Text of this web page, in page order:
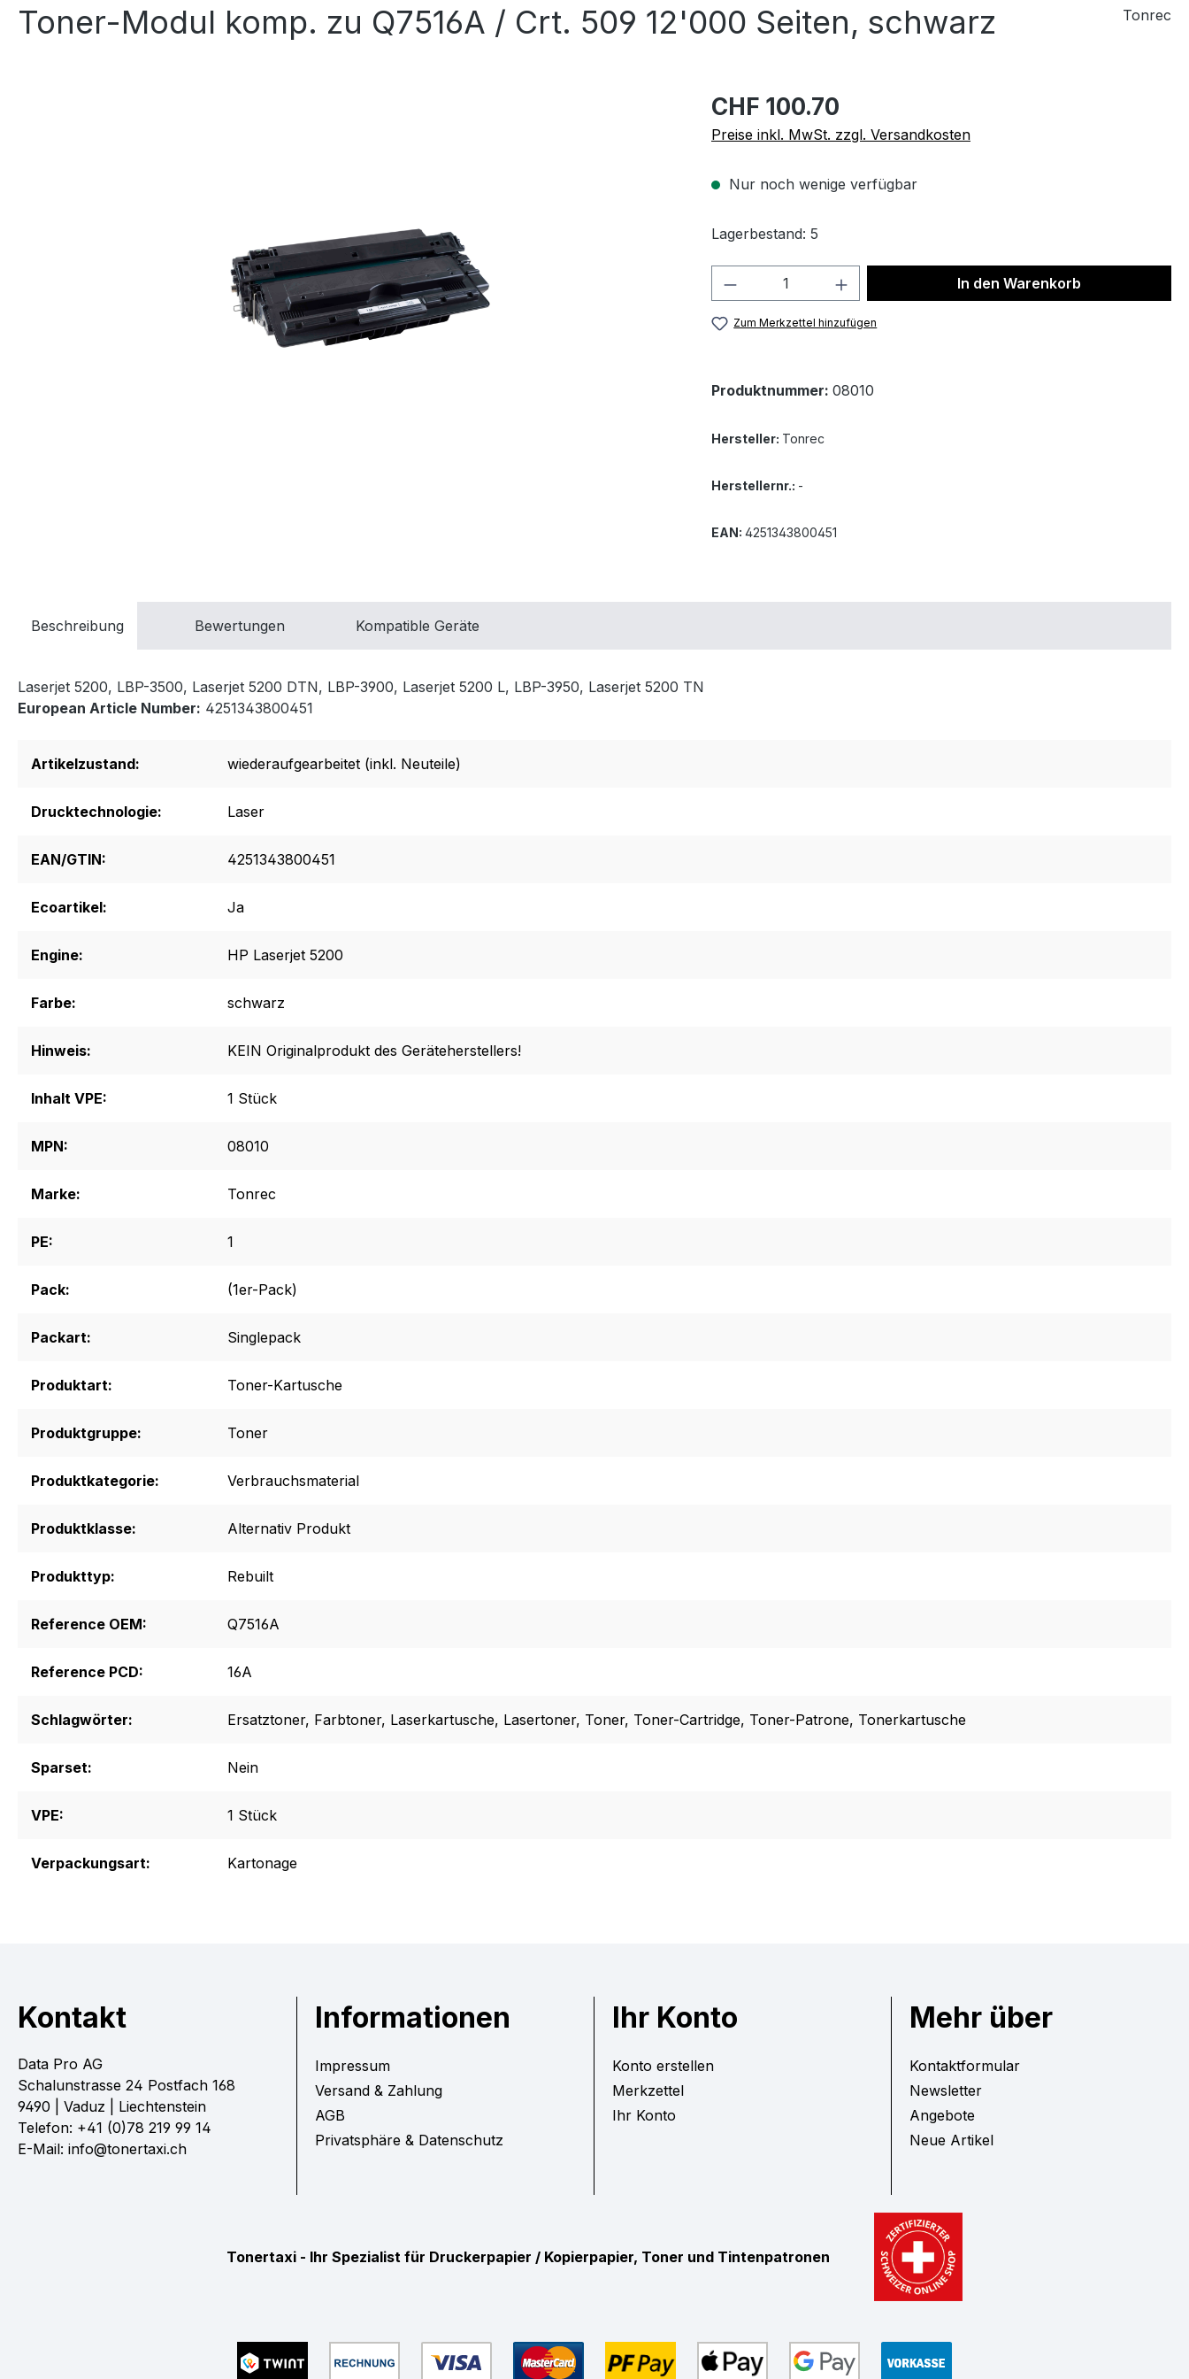
Toner-Modul komp. zu Q7516A / Crt. 509 12'000 Seiten, schwarz Tonrec
CHF 100.70
Preise inkl. MwSt. zzgl. Versandkosten
Nur noch wenige verfügbar
Lagerbestand: 5
Produkt Anzahl: Gib den gewünschten Wert
In den Warenkorb
Zum Merkzettel hinzufügen
Produktnummer: 08010
Hersteller: Tonrec
Herstellernr.: -
EAN: 4251343800451
Beschreibung Bewertungen Kompatible Geräte
Laserjet 5200, LBP-3500, Laserjet 5200 DTN, LBP-3900, Laserjet 5200 L, LBP-3950, Laserjet 5200 TN
European Article Number: 4251343800451
Artikelzustand: wiederaufgearbeitet (inkl. Neuteile)
Drucktechnologie: Laser
EAN/GTIN: 4251343800451
Ecoartikel: Ja
Engine: HP Laserjet 5200
Farbe: schwarz
Hinweis: KEIN Originalprodukt des Geräteherstellers!
Inhalt VPE: 1 Stück
MPN: 08010
Marke: Tonrec
PE: 1
Pack: (1er-Pack)
Packart: Singlepack
Produktart: Toner-Kartusche
Produktgruppe: Toner
Produktkategorie: Verbrauchsmaterial
Produktklasse: Alternativ Produkt
Produkttyp: Rebuilt
Reference OEM: Q7516A
Reference PCD: 16A
Schlagwörter: Ersatztoner, Farbtoner, Laserkartusche, Lasertoner, Toner, Toner-Cartridge, Toner-Patrone, Tonerkartusche
Sparset: Nein
VPE: 1 Stück
Verpackungsart: Kartonage
Kontakt
Data Pro AG
Schalunstrasse 24 Postfach 168
9490 | Vaduz | Liechtenstein
Telefon: +41 (0)78 219 99 14
E-Mail: info@tonertaxi.ch
Informationen
Impressum
Versand & Zahlung
AGB
Privatsphäre & Datenschutz
Ihr Konto
Konto erstellen
Merkzettel
Ihr Konto
Mehr über
Kontaktformular
Newsletter
Angebote
Neue Artikel
Tonertaxi - Ihr Spezialist für Druckerpapier / Kopierpapier, Toner und Tintenpatronen